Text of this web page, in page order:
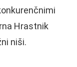
Hrastnik
niši.